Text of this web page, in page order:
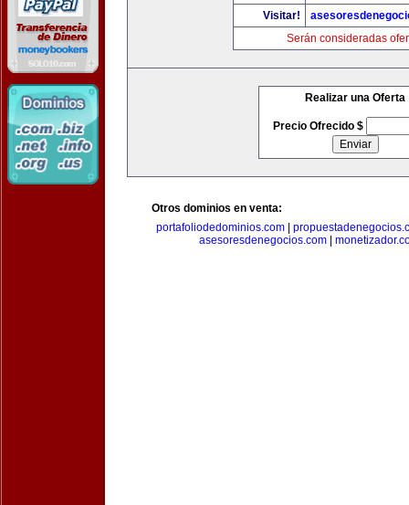
Visitar!
Serán consideradas
Realizar una Oferta
Precio Ofrecido $
Otros dominios en venta:
portafoliodedominios.com|
asesoresdenegocios.com